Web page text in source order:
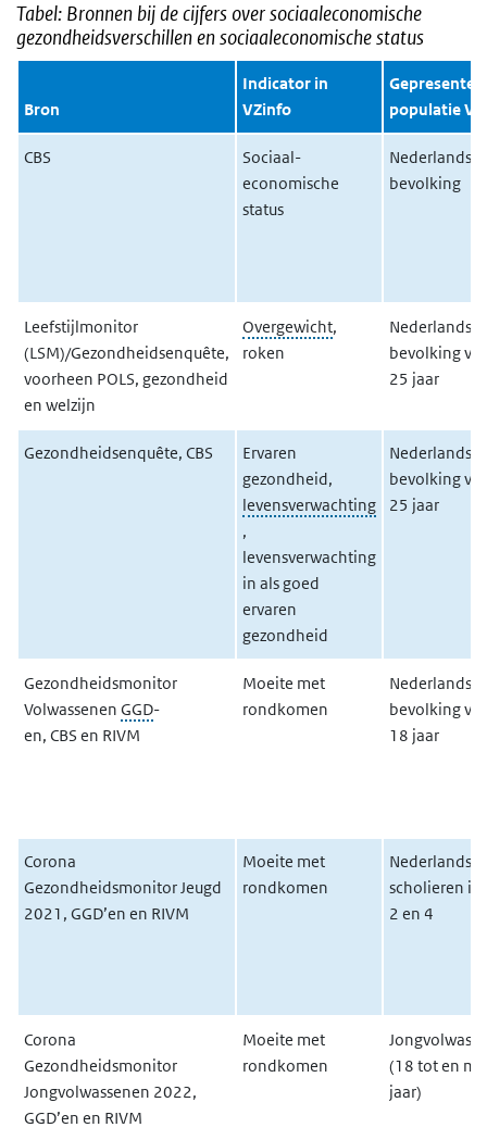
Tabel: Bronnen bij de cijfers over sociaaleconomische
gezondheidsverschillen en sociaaleconomische status
Bron
Indicator in
VZinfo
populatie
CBS
Sociaal-
economische
status
Nederlandse
bevolking
Leefstijlmonitor
(LSM)/Gezondheidsenquête,
voorheen POLS, gezondheid
en welzijn
Overgewicht,
roken
Nederlandse
bevolking
25 jaar
Gezondheidsenquête, CBS
Ervaren
gezondheid,
levensverwachting
,
levensverwachting
in als goed
ervaren
gezondheid
Nederlandse
bevolking
25 jaar
Gezondheidsmonitor
Volwassenen GGD-
en, CBS en RIVM
Moeite met
rondkomen
Nederlandse
bevolking
18 jaar
Corona
Gezondheidsmonitor Jeugd
2021, GGD’en en RIVM
Moeite met
rondkomen
Nederlandse
scholieren in
2 en 4
Corona
Gezondheidsmonitor
Jongvolwassenen 2022,
GGD’en en RIVM
Moeite met
rondkomen
(18 tot en
jaar)